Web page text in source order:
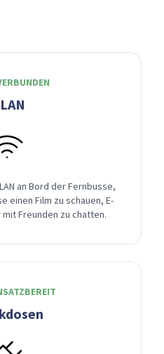
an Bord der Fernbusse,
einen Film zu schauen, E-
Freunden zu chatten.